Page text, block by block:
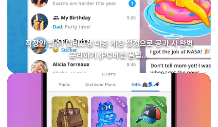
직장인 필수! 텔레그램 다중 계정 설정으로 공과 사 완벽
분리하기 (PC버전 꿀팁…